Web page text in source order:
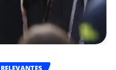
RELEVANTES